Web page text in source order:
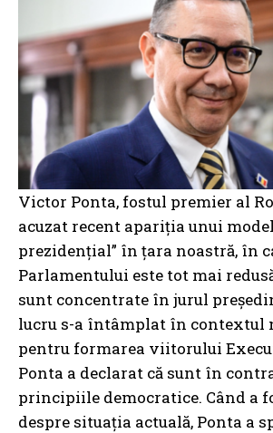
Victor Ponta, fostul premier al
acuzat recent apariția unui
prezidențial” în țara noastră, în
Parlamentului este tot mai
sunt concentrate în jurul
lucru s-a întâmplat în contextul
pentru formarea viitorului
Ponta a declarat că sunt în
principiile democratice. Când a
despre situația actuală, Ponta a